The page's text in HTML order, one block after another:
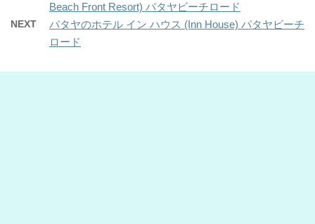
Beach Front Resort) パタヤビーチロード
NEXT
パタヤのホテル イン ハウス (Inn House) パタヤビーチ
ロード